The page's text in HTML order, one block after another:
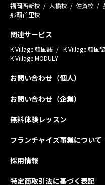
福岡西新校
大橋校 佐賀校
那覇首里校
関連サービス
K Village 韓国語 K Village 韓国
K Village MODULY
お問い合わせ（個人）
お問い合わせ（企業）
無料体験レッスン
フランチャイズ事業について
採用情報
特定商取引法に基づく表記